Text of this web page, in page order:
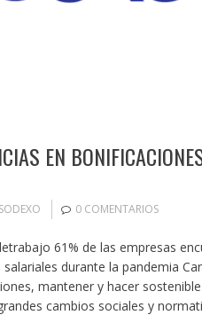
EN
SODEXO 0 COMENTARIOS
61% de las empresas
durante la pandemia
mantener y hacer
cambios sociales y